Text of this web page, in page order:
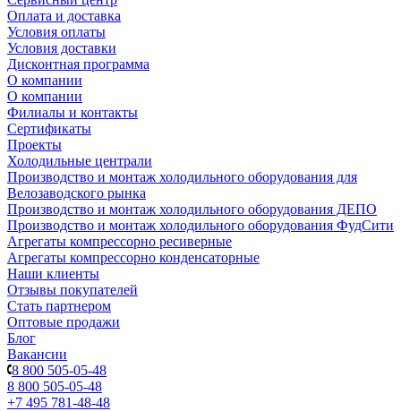
Оплата и доставка
Условия оплаты
Условия доставки
Дисконтная программа
О компании
О компании
Филиалы и контакты
Сертификаты
Проекты
Холодильные централи
Производство и монтаж холодильного оборудования для
Велозаводского рынка
Производство и монтаж холодильного оборудования ДЕПО
Производство и монтаж холодильного оборудования ФудСити
Агрегаты компрессорно ресиверные
Агрегаты компрессорно конденсаторные
Наши клиенты
Отзывы покупателей
Стать партнером
Оптовые продажи
Блог
Вакансии
8 800 505-05-48
8 800 505-05-48
+7 495 781-48-48